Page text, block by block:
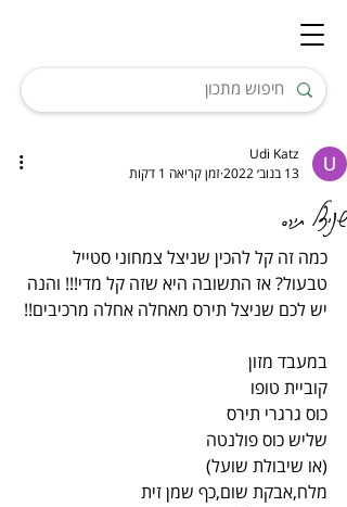
שניצל תירס
Udi Katz
13 בנוב׳ 2022
זמן קריאה 1 דקות
כמה זה קל להכין שניצל צמחוני סטייל
טבעול? אז התשובה היא שזה קל מדי!!! והנה
יש לכם שניצל תירס מאחלה אחלה מרכיבים!!
במעבד מזון
קוביית טופו
כוס גרגרי תירס
שליש כוס פולנטה
(או שיבולת שועל)
מלח,אבקת שום,כף שמן זית